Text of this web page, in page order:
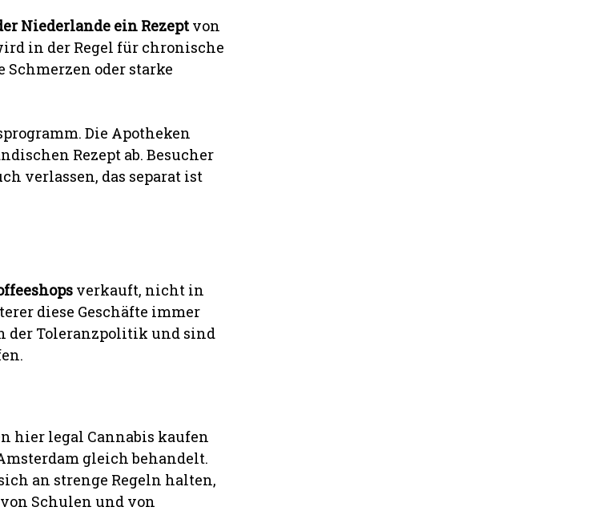
Niederlande ein Rezeptvon
in der Regel für chronische
oder starke
Die Apotheken
Rezept ab. Besucher
verlassen, das separat ist
verkauft, nicht in
diese Geschäfte immer
der Toleranzpolitik und sind
hier legal Cannabis kaufen
gleich behandelt.
an strenge Regeln halten,
Schulen und von